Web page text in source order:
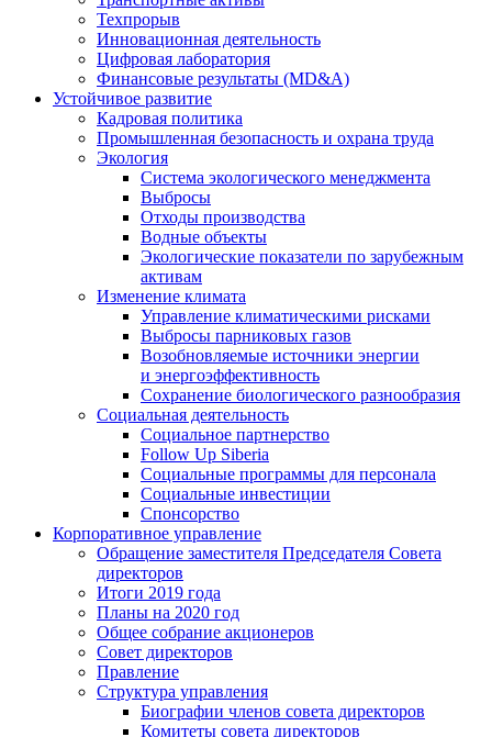
Техпрорыв
Инновационная деятельность
Цифровая лаборатория
Финансовые результаты (MD&A)
Устойчивое развитие
Кадровая политика
Промышленная безопасность и охрана труда
Экология
Система экологического менеджмента
Выбросы
Отходы производства
Водные объекты
Экологические показатели по зарубежным
активам
Изменение климата
Управление климатическими рисками
Выбросы парниковых газов
Возобновляемые источники энергии
и энергоэффективность
Сохранение биологического разнообразия
Социальная деятельность
Социальное партнерство
Follow Up Siberia
Социальные программы для персонала
Социальные инвестиции
Спонсорство
Корпоративное управление
Обращение заместителя Председателя Совета
директоров
Итоги 2019 года
Планы на 2020 год
Общее собрание акционеров
Совет директоров
Правление
Структура управления
Биографии членов совета директоров
Комитеты совета директоров